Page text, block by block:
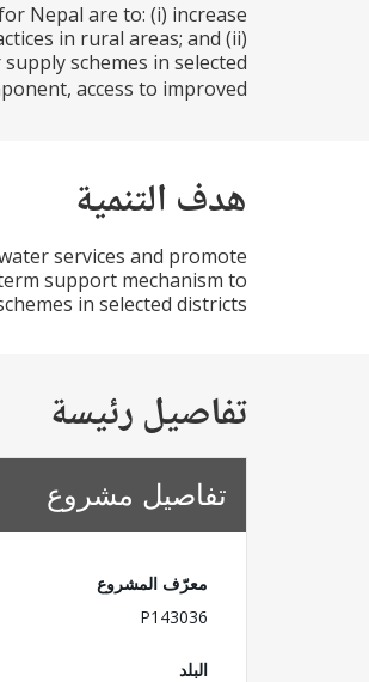
Nepal are to: (i) increase
in rural areas; and (ii)
schemes in selected
access to improved...
هدف التنمية
services and promote
support mechanism to
in selected districts.
تفاصيل رئيسة
تفاصيل مشروع
معرّف المشروع
P143036
البلد